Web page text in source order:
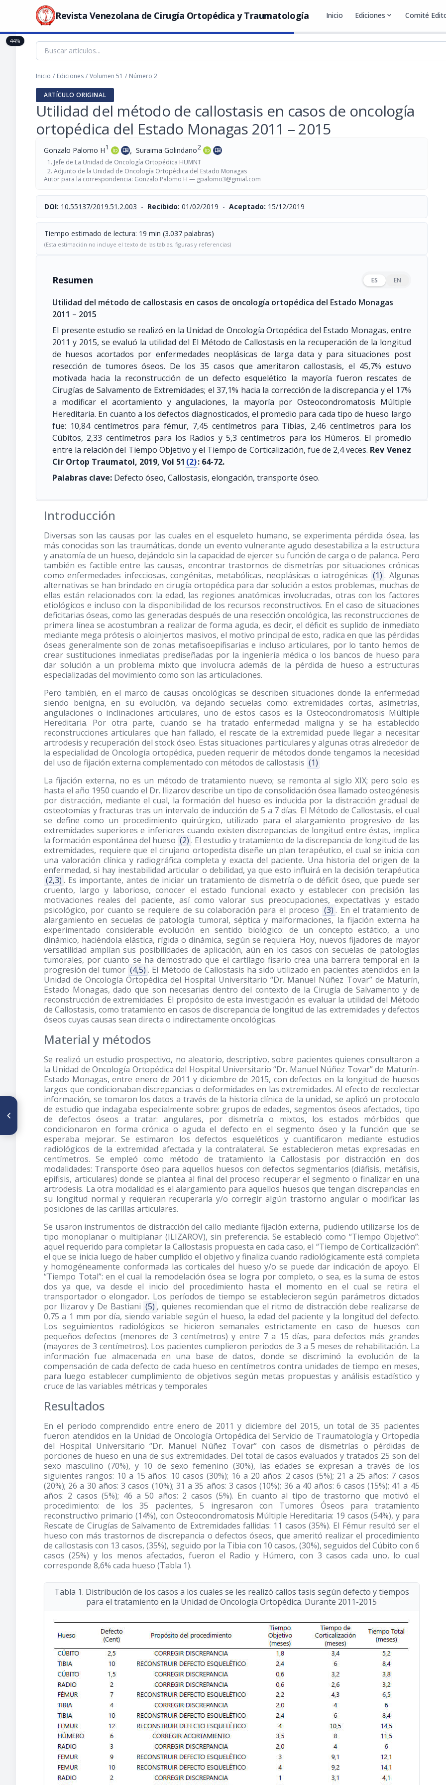
Revista Venezolana de Cirugía Ortopédica y Traumatología Inicio Ediciones expand_more Comité
Inicio / Ediciones / Volumen 51 / Número 2
ARTÍCULO ORIGINAL
Utilidad del método de callostasis en casos de oncología
ortopédica del Estado Monagas 2011 – 2015
Gonzalo Palomo H1 menu_book , Suraima Golindano2 menu_book
Jefe de La Unidad de Oncología Ortopédica HUMNT
Adjunto de la Unidad de Oncología Ortopédica del Estado Monagas
Autor para la correspondencia: Gonzalo Palomo H — gpalomo3@gmial.com
DOI: 10.55137/2019.51.2.003 - Recibido: 01/02/2019 - Aceptado: 15/12/2019
Tiempo estimado de lectura: 19 min (3.037 palabras)
(Esta estimación no incluye el texto de las tablas, figuras y referencias)
Resumen ES EN
Utilidad del método de callostasis en casos de oncología ortopédica del Estado Monagas
2011 – 2015
El presente estudio se realizó en la Unidad de Oncología Ortopédica del Estado Monagas, entre
2011 y 2015, se evaluó la utilidad del El Método de Callostasis en la recuperación de la longitud
de huesos acortados por enfermedades neoplásicas de larga data y para situaciones post
resección de tumores óseos. De los 35 casos que ameritaron callostasis, el 45,7% estuvo
motivada hacia la reconstrucción de un defecto esquelético la mayoría fueron rescates de
Cirugías de Salvamento de Extremidades; el 37,1% hacia la corrección de la discrepancia y el 17%
a modificar el acortamiento y angulaciones, la mayoría por Osteocondromatosis Múltiple
Hereditaria. En cuanto a los defectos diagnosticados, el promedio para cada tipo de hueso largo
fue: 10,84 centímetros para fémur, 7,45 centímetros para Tibias, 2,46 centímetros para los
Cúbitos, 2,33 centímetros para los Radios y 5,3 centímetros para los Húmeros. El promedio
entre la relación del Tiempo Objetivo y el Tiempo de Corticalización, fue de 2,4 veces. Rev Venez
Cir Ortop Traumatol, 2019, Vol 51 (2): 64-72.
Palabras clave: Defecto óseo, Callostasis, elongación, transporte óseo.
Introducción
Diversas son las causas por las cuales en el esqueleto humano, se experimenta pérdida ósea, las
más conocidas son las traumáticas, donde un evento vulnerante agudo desestabiliza a la estructura
y anatomía de un hueso, dejándolo sin la capacidad de ejercer su función de carga o de palanca. Pero
también es factible entre las causas, encontrar trastornos de dismetrías por situaciones crónicas
como enfermedades infecciosas, congénitas, metabólicas, neoplásicas o iatrogénicas (1) . Algunas
alternativas se han brindado en cirugía ortopédica para dar solución a estos problemas, muchas de
ellas están relacionados con: la edad, las regiones anatómicas involucradas, otras con los factores
etiológicos e incluso con la disponibilidad de los recursos reconstructivos. En el caso de situaciones
deficitarias óseas, como las generadas después de una resección oncológica, las reconstrucciones de
primera línea se acostumbran a realizar de forma aguda, es decir, el déficit es suplido de inmediato
mediante mega prótesis o aloinjertos masivos, el motivo principal de esto, radica en que las pérdidas
óseas generalmente son de zonas metafisoepifisarias e incluso articulares, por lo tanto hemos de
crear sustituciones inmediatas prediseñadas por la ingeniería médica o los bancos de hueso para
dar solución a un problema mixto que involucra además de la pérdida de hueso a estructuras
especializadas del movimiento como son las articulaciones.
Pero también, en el marco de causas oncológicas se describen situaciones donde la enfermedad
siendo benigna, en su evolución, va dejando secuelas como: extremidades cortas, asimetrías,
angulaciones o inclinaciones articulares, uno de estos casos es la Osteocondromatosis Múltiple
Hereditaria. Por otra parte, cuando se ha tratado enfermedad maligna y se ha establecido
reconstrucciones articulares que han fallado, el rescate de la extremidad puede llegar a necesitar
artrodesis y recuperación del stock óseo. Estas situaciones particulares y algunas otras alrededor de
la especialidad de Oncología ortopédica, pueden requerir de métodos donde tengamos la necesidad
del uso de fijación externa complementado con métodos de callostasis (1)
La fijación externa, no es un método de tratamiento nuevo; se remonta al siglo XIX; pero solo es
hasta el año 1950 cuando el Dr. Ilizarov describe un tipo de consolidación ósea llamado osteogénesis
por distracción, mediante el cual, la formación del hueso es inducida por la distracción gradual de
osteotomías y fracturas tras un intervalo de inducción de 5 a 7 días. El Método de Callostasis, el cual
se define como un procedimiento quirúrgico, utilizado para el alargamiento progresivo de las
extremidades superiores e inferiores cuando existen discrepancias de longitud entre éstas, implica
la formación espontánea del hueso (2) . El estudio y tratamiento de la discrepancia de longitud de las
extremidades, requiere que el cirujano ortopedista diseñe un plan terapéutico, el cual se inicia con
una valoración clínica y radiográfica completa y exacta del paciente. Una historia del origen de la
enfermedad, si hay inestabilidad articular o debilidad, ya que esto influirá en la decisión terapéutica
(2,3) . Es importante, antes de iniciar un tratamiento de dismetría o de déficit óseo, que puede ser
cruento, largo y laborioso, conocer el estado funcional exacto y establecer con precisión las
motivaciones reales del paciente, así como valorar sus preocupaciones, expectativas y estado
psicológico, por cuanto se requiere de su colaboración para el proceso (3) . En el tratamiento de
alargamiento en secuelas de patología tumoral, séptica y malformaciones, la fijación externa ha
experimentado considerable evolución en sentido biológico: de un concepto estático, a uno
dinámico, haciéndola elástica, rígida o dinámica, según se requiera. Hoy, nuevos fijadores de mayor
versatilidad amplían sus posibilidades de aplicación, aún en los casos con secuelas de patologías
tumorales, por cuanto se ha demostrado que el cartílago fisario crea una barrera temporal en la
progresión del tumor (4,5) . El Método de Callostasis ha sido utilizado en pacientes atendidos en la
Unidad de Oncología Ortopédica del Hospital Universitario “Dr. Manuel Núñez Tovar” de Maturín,
Estado Monagas, dado que son necesarias dentro del contexto de la Cirugía de Salvamento y de
reconstrucción de extremidades. El propósito de esta investigación es evaluar la utilidad del Método
de Callostasis, como tratamiento en casos de discrepancia de longitud de las extremidades y defectos
óseos cuyas causas sean directa o indirectamente oncológicas.
Material y métodos
Se realizó un estudio prospectivo, no aleatorio, descriptivo, sobre pacientes quienes consultaron a
la Unidad de Oncología Ortopédica del Hospital Universitario “Dr. Manuel Núñez Tovar” de Maturín-
Estado Monagas, entre enero de 2011 y diciembre de 2015, con defectos en la longitud de huesos
largos que condicionaban discrepancias o deformidades en las extremidades. Al efecto de recolectar
información, se tomaron los datos a través de la historia clínica de la unidad, se aplicó un protocolo
de estudio que indagaba especialmente sobre: grupos de edades, segmentos óseos afectados, tipo
de defectos óseos a tratar: angulares, por dismetría o mixtos, los estados mórbidos que
condicionaron en forma crónica o aguda el defecto en el segmento óseo y la función que se
esperaba mejorar. Se estimaron los defectos esqueléticos y cuantificaron mediante estudios
radiológicos de la extremidad afectada y la contralateral. Se establecieron metas expresadas en
centímetros. Se empleó como método de tratamiento la Callostasis por distracción en dos
modalidades: Transporte óseo para aquellos huesos con defectos segmentarios (diáfisis, metáfisis,
epífisis, articulares) donde se plantea al final del proceso recuperar el segmento o finalizar en una
artrodesis. La otra modalidad es el alargamiento para aquellos huesos que tengan discrepancias en
su longitud normal y requieran recuperarla y/o corregir algún trastorno angular o modificar las
posiciones de las carillas articulares.
Se usaron instrumentos de distracción del callo mediante fijación externa, pudiendo utilizarse los de
tipo monoplanar o multiplanar (ILIZAROV), sin preferencia. Se estableció como “Tiempo Objetivo”:
aquel requerido para completar la Callostasis propuesta en cada caso, el “Tiempo de Corticalización”:
el que se inicia luego de haber cumplido el objetivo y finaliza cuando radiológicamente está completa
y homogéneamente conformada las corticales del hueso y/o se puede dar indicación de apoyo. El
“Tiempo Total”: en el cual la remodelación ósea se logra por completo, o sea, es la suma de estos
dos ya que, va desde el inicio del procedimiento hasta el momento en el cual se retira el
transportador o elongador. Los períodos de tiempo se establecieron según parámetros dictados
por Ilizarov y De Bastiani (5) , quienes recomiendan que el ritmo de distracción debe realizarse de
0,75 a 1 mm por día, siendo variable según el hueso, la edad del paciente y la longitud del defecto.
Los seguimientos radiológicos se hicieron semanales estrictamente en caso de huesos con
pequeños defectos (menores de 3 centímetros) y entre 7 a 15 días, para defectos más grandes
(mayores de 3 centímetros). Los pacientes cumplieron periodos de 3 a 5 meses de rehabilitación. La
información fue almacenada en una base de datos, donde se discriminó la evolución de la
compensación de cada defecto de cada hueso en centímetros contra unidades de tiempo en meses,
para luego establecer cumplimiento de objetivos según metas propuestas y análisis estadístico y
cruce de las variables métricas y temporales
Resultados
En el período comprendido entre enero de 2011 y diciembre del 2015, un total de 35 pacientes
fueron atendidos en la Unidad de Oncología Ortopédica del Servicio de Traumatología y Ortopedia
del Hospital Universitario “Dr. Manuel Núñez Tovar” con casos de dismetrías o pérdidas de
porciones de hueso en una de sus extremidades. Del total de casos evaluados y tratados 25 son del
sexo masculino (70%), y 10 de sexo femenino (30%), las edades se expresan a través de los
siguientes rangos: 10 a 15 años: 10 casos (30%); 16 a 20 años: 2 casos (5%); 21 a 25 años: 7 casos
(20%); 26 a 30 años: 3 casos (10%); 31 a 35 años: 3 casos (10%); 36 a 40 años: 6 casos (15%); 41 a 45
años: 2 casos (5%); 46 a 50 años: 2 casos (5%). En cuanto al tipo de trastorno que motivó el
procedimiento: de los 35 pacientes, 5 ingresaron con Tumores Óseos para tratamiento
reconstructivo primario (14%), con Osteocondromatosis Múltiple Hereditaria: 19 casos (54%), y para
Rescate de Cirugías de Salvamento de Extremidades fallidas: 11 casos (35%). El Fémur resultó ser el
hueso con más trastornos de discrepancia o defectos óseos, que ameritó realizar el procedimiento
de callostasis con 13 casos, (35%), seguido por la Tibia con 10 casos, (30%), seguidos del Cúbito con 6
casos (25%) y los menos afectados, fueron el Radio y Húmero, con 3 casos cada uno, lo cual
corresponde 8,6% cada hueso (Tabla 1).
Tabla 1. Distribución de los casos a los cuales se les realizó callos tasis según defecto y tiempos
para el tratamiento en la Unidad de Oncología Ortopédica. Durante 2011-2015
44%
ARTÍCULO ANTERIOR
Fracturas metafisarias de
radio distal en pacientes
pediátricos. Comparación del
manejo conservador vs.
quirúrgico